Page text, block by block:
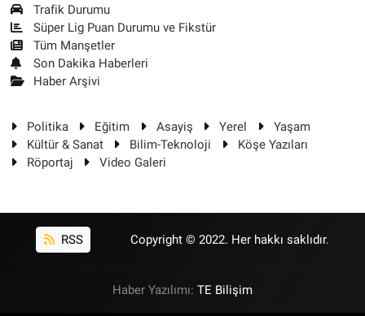
Trafik Durumu
Süper Lig Puan Durumu ve Fikstür
Tüm Manşetler
Son Dakika Haberleri
Haber Arşivi
Politika Eğitim Asayiş Yerel
Yaşam
Kültür & Sanat
Bilim-Teknoloji
Köşe Yazıları
Röportaj
Video Galeri
RSS Copyright © 2022. Her hakkı saklıdır.
Haber Yazılımı: TE Bilişim